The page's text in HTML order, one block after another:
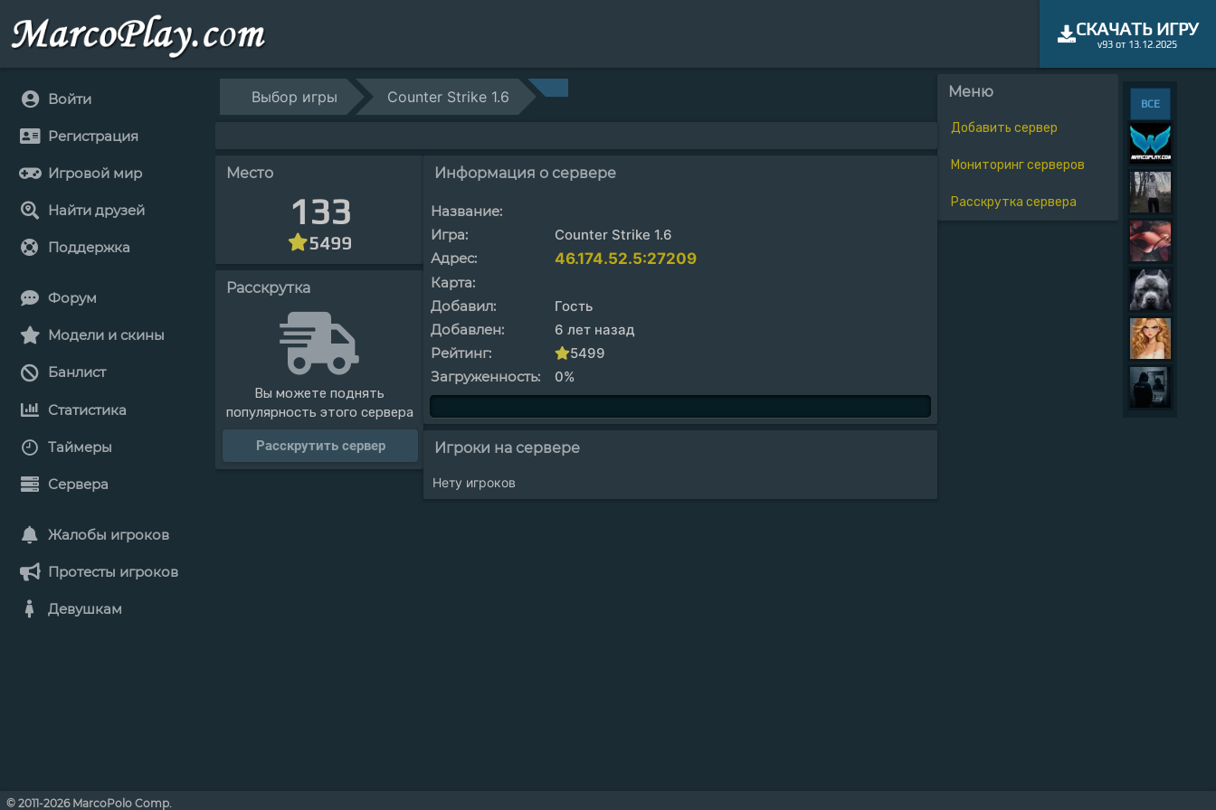
СКАЧАТЬ ИГРУ
v93 от 13.12.2025
Войти
Регистрация
Игровой мир
Найти друзей
Поддержка
Форум
Модели и скины
Банлист
Статистика
Таймеры
Сервера
Жалобы игроков
Протесты игроков
Девушкам
Меню
Добавить сервер
Мониторинг серверов
Расскрутка сервера
Выбор игры Counter Strike 1.6
Место
133
5499
Расскрутка
Вы можете поднять
популярность этого сервера
Расскрутить сервер
Информация о сервере
Название:
Игра:
Counter Strike 1.6
Адрес:
46.174.52.5:27209
Карта:
Добавил:
Гость
Добавлен:
6 лет назад
Рейтинг:
5499
Загруженность:
0%
Игроки на сервере
Нету игроков
ВСЕ
© 2011-2026 MarcoPolo Comp.